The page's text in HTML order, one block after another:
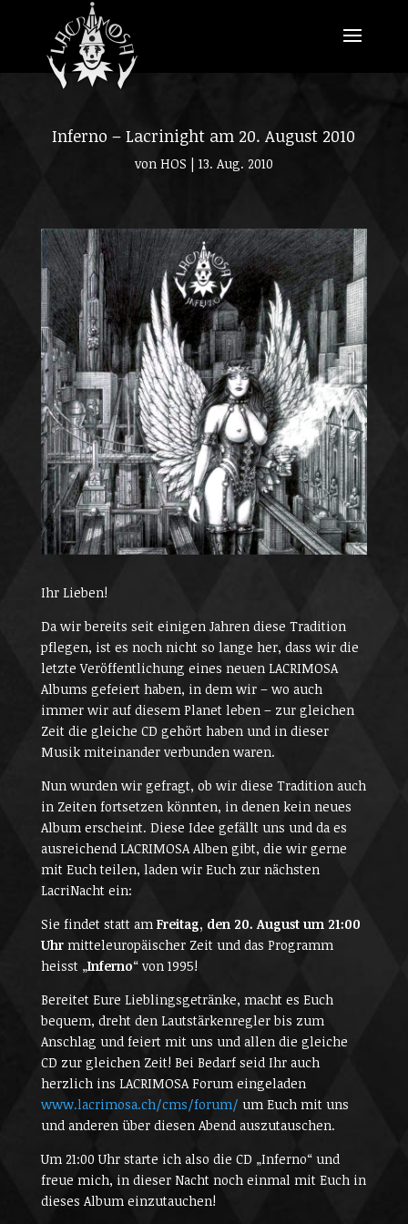
Inferno – Lacrinight am 20. August 2010
von HOS | 13. Aug. 2010
Ihr Lieben!
Da wir bereits seit einigen Jahren diese Tradition
pflegen, ist es noch nicht so lange her, dass wir die
letzte Veröffentlichung eines neuen LACRIMOSA
Albums gefeiert haben, in dem wir – wo auch
immer wir auf diesem Planet leben – zur gleichen
Zeit die gleiche CD gehört haben und in dieser
Musik miteinander verbunden waren.
Nun wurden wir gefragt, ob wir diese Tradition auch
in Zeiten fortsetzen könnten, in denen kein neues
Album erscheint. Diese Idee gefällt uns und da es
ausreichend LACRIMOSA Alben gibt, die wir gerne
mit Euch teilen, laden wir Euch zur nächsten
LacriNacht ein:
Sie findet statt am Freitag, den 20. August um 21:00
Uhrmitteleuropäischer Zeit und das Programm
heisst „Inferno“ von 1995!
Bereitet Eure Lieblingsgetränke, macht es Euch
bequem, dreht den Lautstärkenregler bis zum
Anschlag und feiert mit uns und allen die gleiche
CD zur gleichen Zeit! Bei Bedarf seid Ihr auch
herzlich ins LACRIMOSA Forum eingeladen
www.lacrimosa.ch/cms/forum/ um Euch mit uns
und anderen über diesen Abend auszutauschen.
Um 21:00 Uhr starte ich also die CD „Inferno“ und
freue mich, in dieser Nacht noch einmal mit Euch in
dieses Album einzutauchen!